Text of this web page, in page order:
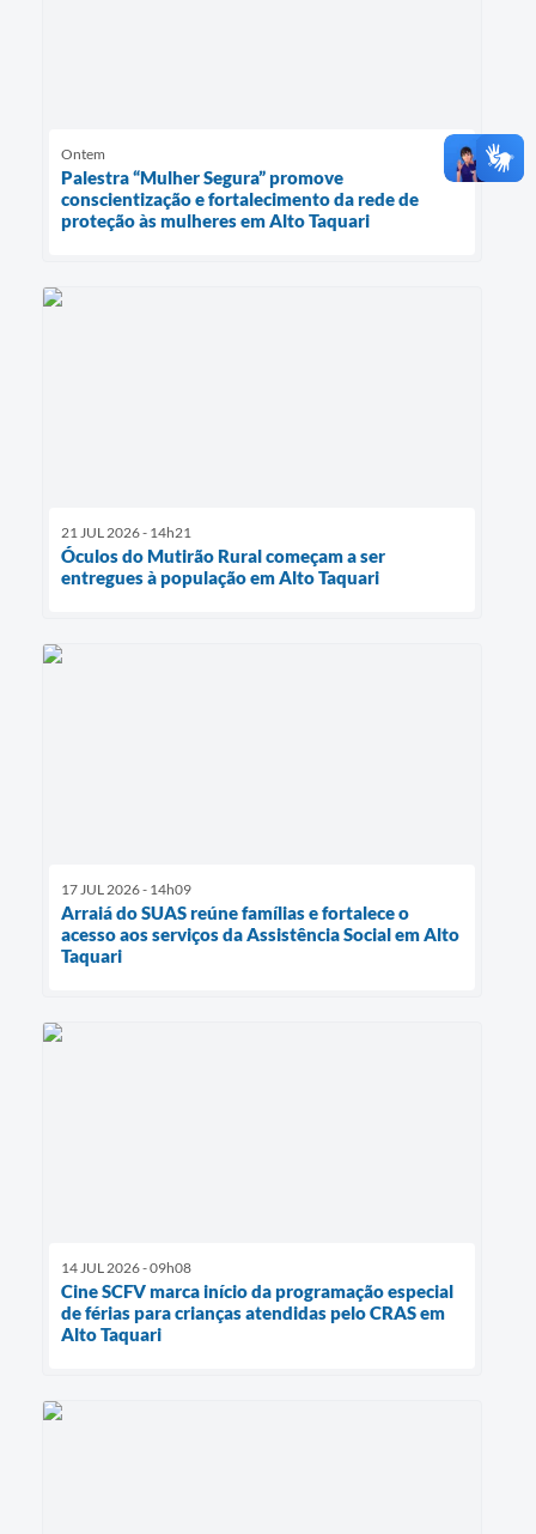
Ontem
Palestra “Mulher Segura” promove
conscientização e fortalecimento da rede de
proteção às mulheres em Alto Taquari
21 JUL 2026 - 14h21
Óculos do Mutirão Rural começam a ser
entregues à população em Alto Taquari
17 JUL 2026 - 14h09
Arraiá do SUAS reúne famílias e fortalece o
acesso aos serviços da Assistência Social em Alto
Taquari
14 JUL 2026 - 09h08
Cine SCFV marca início da programação especial
de férias para crianças atendidas pelo CRAS em
Alto Taquari